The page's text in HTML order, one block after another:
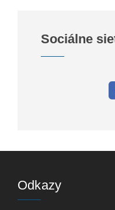
Sociálne
Odkazy